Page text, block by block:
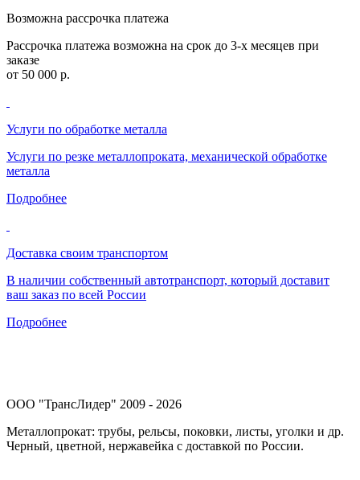
Возможна рассрочка платежа
Рассрочка платежа возможна на срок до 3-х месяцев при
заказе
от 50 000 р.
Услуги по обработке металла
Услуги по резке металлопроката, механической обработке
металла
Подробнее
Доставка своим транспортом
В наличии собственный автотранспорт, который доставит
ваш заказ по всей России
Подробнее
ООО "ТрансЛидер" 2009 - 2026
Металлопрокат: трубы, рельсы, поковки, листы, уголки и др.
Черный, цветной, нержавейка с доставкой по России.